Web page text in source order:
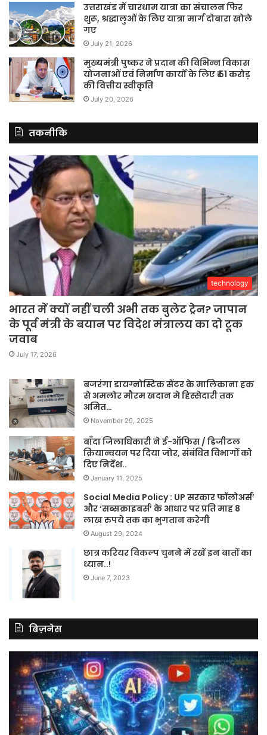
उत्तराखंड में चारधाम यात्रा का संचालन फिर
शुरू, श्रद्धालुओं के लिए यात्रा मार्ग दोबारा खोले
गए
July 21, 2026
मुख्यमंत्री पुष्कर ने प्रदान की विभिन्न विकास
योजनाओं एवं निर्माण कार्यों के लिए ₹ 51 करोड़
की वित्तीय स्वीकृति
July 20, 2026
तकनीकि
technology
भारत में क्यों नहीं चली अभी तक बुलेट ट्रेन? जापान
के पूर्व मंत्री के बयान पर विदेश मंत्रालय का दो टूक
जवाब
July 17, 2026
बजरंगा डायग्नोस्टिक सेंटर के मालिकाना हक
से अमलोर मौरम खदान मे हिस्सेदारी तक
अमित…
November 29, 2025
बाँदा जिलाधिकारी ने ई-ऑफिस / डिजीटल
क्रियान्वयन पर दिया जोर, संबंधित विभागों को
दिए निर्देश..
January 11, 2025
Social Media Policy : UP सरकार फॉलोअर्स’
और ‘सब्सक्राइबर्स’ के आधार पर प्रति माह 8
लाख रुपये तक का भुगतान करेगी
August 29, 2024
छात्र करियर विकल्प चुनने में रखें इन बातों का
ध्यान..!
June 7, 2023
बिज़नेस